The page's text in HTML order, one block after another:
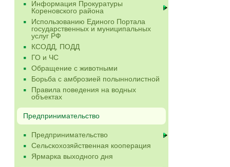
Информация Прокуратуры
Кореновского района
Использованию Единого Портала
государственных и муниципальных
услуг РФ
КСОДД, ПОДД
ГО и ЧС
Обращение с животными
Борьба с амброзией полыннолистной
Правила поведения на водных
объектах
Предпринимательство
Предпринимательство
Сельскохозяйственная кооперация
Ярмарка выходного дня